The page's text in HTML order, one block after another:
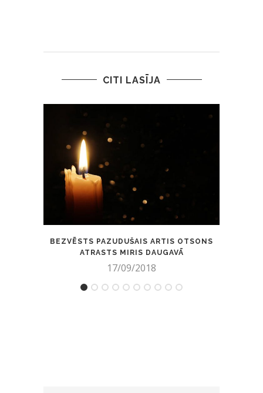
CITI LASĪJA
BEZVĒSTS PAZUDUŠAIS ARTIS OTSONS
ATRASTS MIRIS DAUGAVĀ
17/09/2018